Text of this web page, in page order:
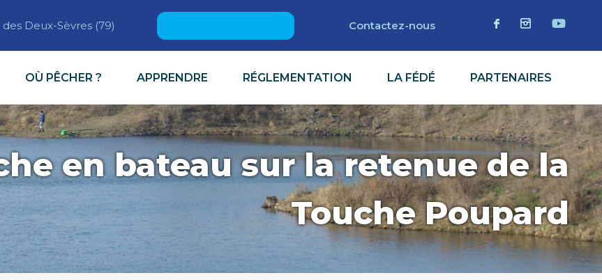
Deux-Sèvres (79)
Rechercher :
Contactez-nous
OÙ PÊCHER ? APPRENDRE RÉGLEMENTATION LA FÉDÉ PARTENAIRES
en bateau sur la retenue de la
Touche Poupard